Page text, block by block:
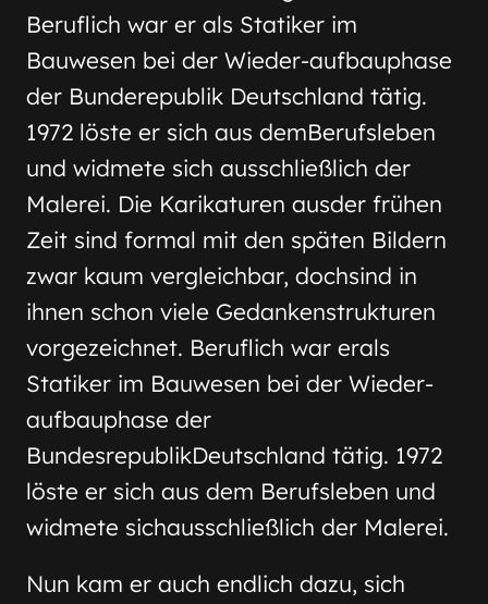
Beruflich war er als Statiker im
Bauwesen bei der Wieder-aufbauphase
der Bunderepublik Deutschland tätig.
1972 löste er sich aus demBerufsleben
und widmete sich ausschließlich der
Malerei. Die Karikaturen ausder frühen
Zeit sind formal mit den späten Bildern
zwar kaum vergleichbar, dochsind in
ihnen schon viele Gedankenstrukturen
vorgezeichnet. Beruflich war erals
Statiker im Bauwesen bei der Wieder-
aufbauphase der
BundesrepublikDeutschland tätig. 1972
löste er sich aus dem Berufsleben und
widmete sichausschließlich der Malerei.
Nun kam er auch endlich dazu, sich